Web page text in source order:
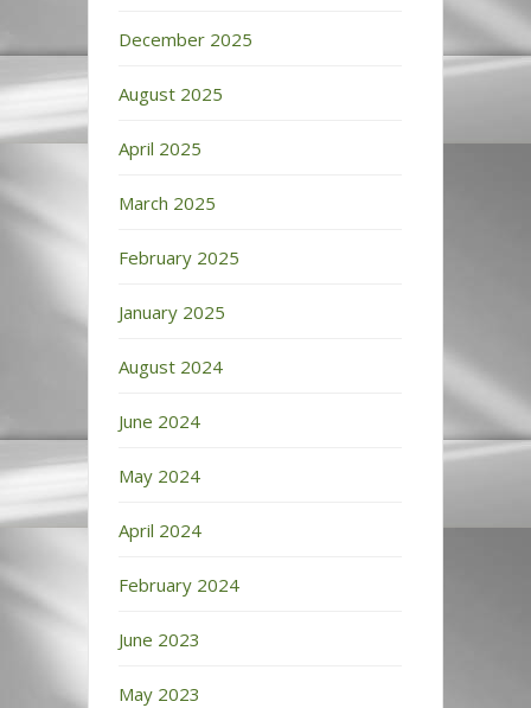
December 2025
August 2025
April 2025
March 2025
February 2025
January 2025
August 2024
June 2024
May 2024
April 2024
February 2024
June 2023
May 2023